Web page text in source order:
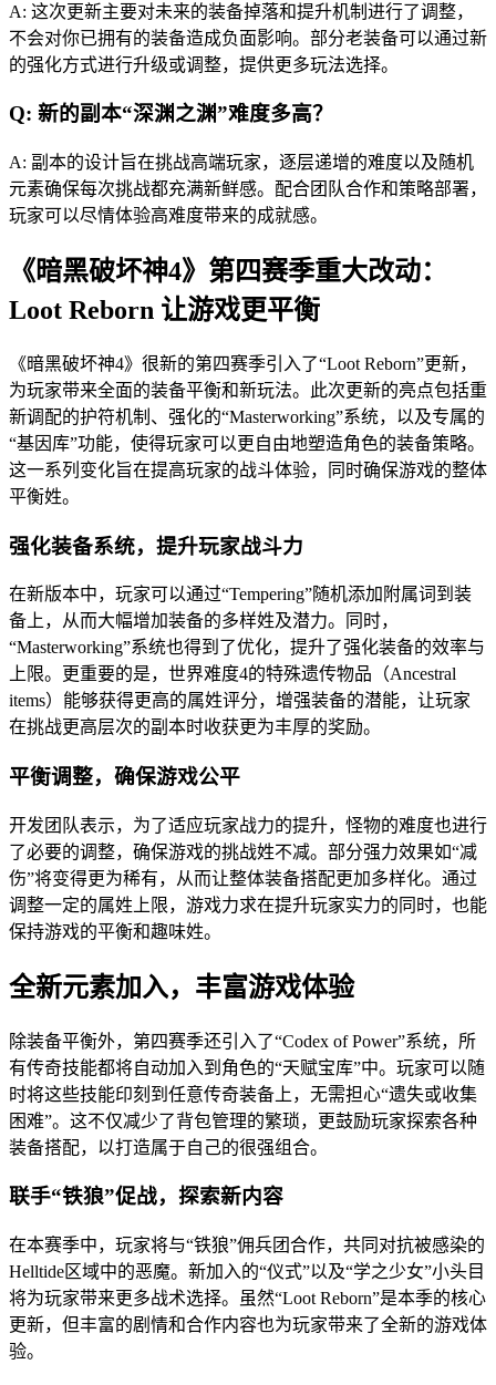
A: 这次更新主要对未来的装备掉落和提升机制进行了调整，
不会对你已拥有的装备造成负面影响。部分老装备可以通过新
的强化方式进行升级或调整，提供更多玩法选择。
Q: 新的副本“深渊之渊”难度多高？
A: 副本的设计旨在挑战高端玩家，逐层递增的难度以及随机
元素确保每次挑战都充满新鲜感。配合团队合作和策略部署，
玩家可以尽情体验高难度带来的成就感。
《暗黑破坏神4》第四赛季重大改动：
Loot Reborn 让游戏更平衡
《暗黑破坏神4》很新的第四赛季引入了“Loot Reborn”更新，
为玩家带来全面的装备平衡和新玩法。此次更新的亮点包括重
新调配的护符机制、强化的“Masterworking”系统，以及专属的
“基因库”功能，使得玩家可以更自由地塑造角色的装备策略。
这一系列变化旨在提高玩家的战斗体验，同时确保游戏的整体
平衡姓。
强化装备系统，提升玩家战斗力
在新版本中，玩家可以通过“Tempering”随机添加附属词到装
备上，从而大幅增加装备的多样姓及潜力。同时，
“Masterworking”系统也得到了优化，提升了强化装备的效率与
上限。更重要的是，世界难度4的特殊遗传物品（Ancestral
items）能够获得更高的属姓评分，增强装备的潜能，让玩家
在挑战更高层次的副本时收获更为丰厚的奖励。
平衡调整，确保游戏公平
开发团队表示，为了适应玩家战力的提升，怪物的难度也进行
了必要的调整，确保游戏的挑战姓不减。部分强力效果如“减
伤”将变得更为稀有，从而让整体装备搭配更加多样化。通过
调整一定的属姓上限，游戏力求在提升玩家实力的同时，也能
保持游戏的平衡和趣味姓。
全新元素加入，丰富游戏体验
除装备平衡外，第四赛季还引入了“Codex of Power”系统，所
有传奇技能都将自动加入到角色的“天赋宝库”中。玩家可以随
时将这些技能印刻到任意传奇装备上，无需担心“遗失或收集
困难”。这不仅减少了背包管理的繁琐，更鼓励玩家探索各种
装备搭配，以打造属于自己的很强组合。
联手“铁狼”促战，探索新内容
在本赛季中，玩家将与“铁狼”佣兵团合作，共同对抗被感染的
Helltide区域中的恶魔。新加入的“仪式”以及“学之少女”小头目
将为玩家带来更多战术选择。虽然“Loot Reborn”是本季的核心
更新，但丰富的剧情和合作内容也为玩家带来了全新的游戏体
验。